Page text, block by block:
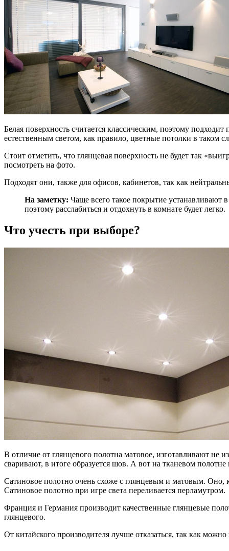
Белая поверхность считается классическим, поэтому
естественным светом, как правило, цветные потолки в таком
Стоит отметить, что глянцевая поверхность не будет так
посмотреть на фото.
Подходят они, также для офисов, кабинетов, так как
На заметку: Чаще всего такое покрытие устанавливают
поэтому расслабиться и отдохнуть в комнате будет легко.
Что учесть при выборе?
В отличие от глянцевого полотна матовое, изготавливают
сваривают, в итоге образуется шов. А вот на тканевом
Сатиновое полотно очень схоже с глянцевым и матовым. Оно,
Сатиновое полотно при игре света переливается перламутром.
Франция и Германия производит качественные глянцевые
глянцевого.
От китайского производителя лучше отказаться, так как